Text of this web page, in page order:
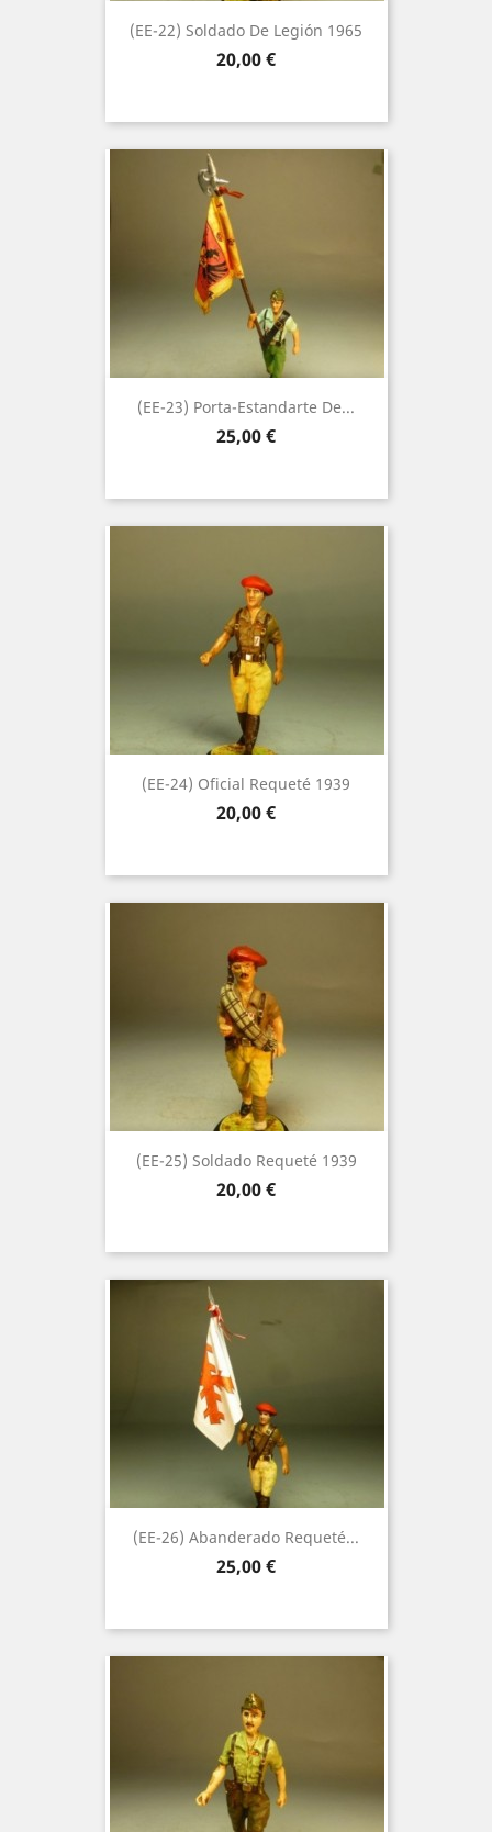
(EE-22) Soldado De Legión 1965
Precio
20,00 €
(EE-23) Porta-Estandarte De...
Precio
25,00 €
(EE-24) Oficial Requeté 1939
Precio
20,00 €
(EE-25) Soldado Requeté 1939
Precio
20,00 €
(EE-26) Abanderado Requeté...
Precio
25,00 €